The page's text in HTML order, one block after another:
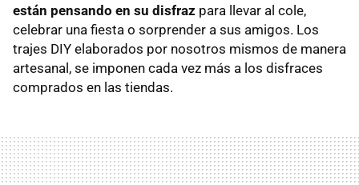
están pensando en su disfraz para llevar al cole,
celebrar una fiesta o sorprender a sus amigos. Los
trajes DIY elaborados por nosotros mismos de manera
artesanal, se imponen cada vez más a los disfraces
comprados en las tiendas.